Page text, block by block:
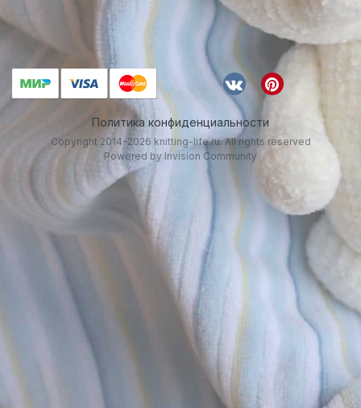
Политика конфиденциальности
Copyright 2014-2026 knitting-life.ru. All rights reserved
Powered by Invision Community